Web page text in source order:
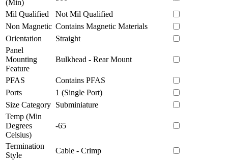
(Min)
Mil Qualified
Not Mil Qualified
Non Magnetic Contains Magnetic Materials
Orientation
Straight
Panel
Mounting
Feature
Bulkhead - Rear Mount
PFAS
Contains PFAS
Ports
1 (Single Port)
Size Category Subminiature
Temp (Min
Degrees
Celsius)
-65
Termination
Style
Cable - Crimp